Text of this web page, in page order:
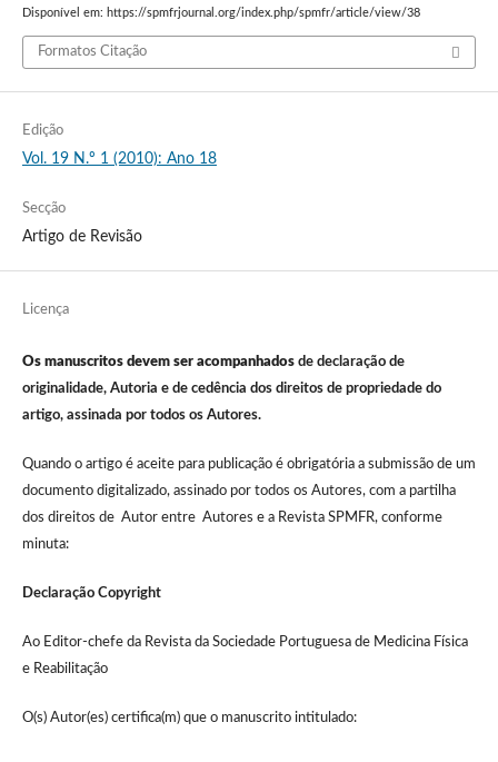
Disponível em: https://spmfrjournal.org/index.php/spmfr/article/view/38
Formatos Citação
Edição
Vol. 19 N.º 1 (2010): Ano 18
Secção
Artigo de Revisão
Licença
Os manuscritos devem ser acompanhadosde declaração de
originalidade, Autoria e de cedência dos direitos de propriedade do
artigo, assinada por todos os Autores.
Quando o artigo é aceite para publicação é obrigatória a submissão de um
documento digitalizado, assinado por todos os Autores, com a partilha
dos direitos de Autor entre Autores e a Revista SPMFR, conforme
minuta:
Declaração Copyright
Ao Editor-chefe da Revista da Sociedade Portuguesa de Medicina Física
e Reabilitação
O(s) Autor(es) certifica(m) que o manuscrito intitulado: